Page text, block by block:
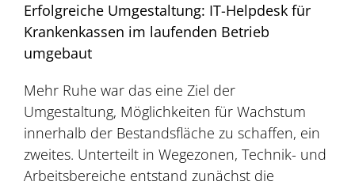
Erfolgreiche Umgestaltung: IT-Helpdesk für
Krankenkassen im laufenden Betrieb
umgebaut
Mehr Ruhe war das eine Ziel der
Umgestaltung, Möglichkeiten für Wachstum
innerhalb der Bestandsfläche zu schaffen, ein
zweites. Unterteilt in Wegezonen, Technik- und
Arbeitsbereiche entstand zunächst die